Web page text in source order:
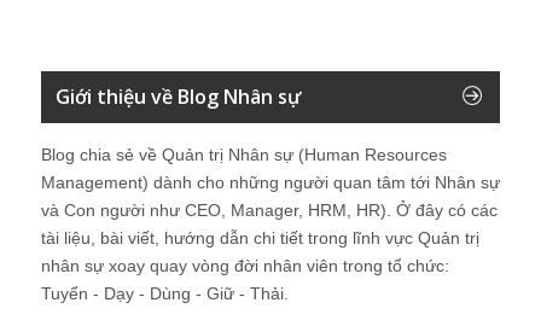
Giới thiệu về Blog Nhân sự
Blog chia sẻ về Quản trị Nhân sự (Human Resources
Management) dành cho những người quan tâm tới Nhân sự
và Con người như CEO, Manager, HRM, HR). Ở đây có các
tài liệu, bài viết, hướng dẫn chi tiết trong lĩnh vực Quản trị
nhân sự xoay quay vòng đời nhân viên trong tổ chức:
Tuyển - Dạy - Dùng - Giữ - Thải.